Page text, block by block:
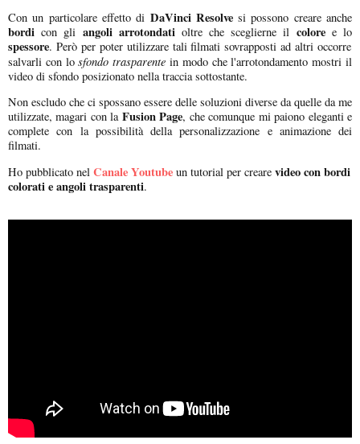
Con un particolare effetto di DaVinci Resolvesi possono creare anche
bordi con gli angoli arrotondati oltre che sceglierne il coloree lo
spessore. Però per poter utilizzare tali filmati sovrapposti ad altri occorre
salvarli con losfondo trasparente in modo che l'arrotondamento mostri il
video di sfondo posizionato nella traccia sottostante.
Non escludo che ci spossano essere delle soluzioni diverse da quelle da me
utilizzate, magari con la Fusion Page, che comunque mi paiono eleganti e
complete con la possibilità della personalizzazione e animazione dei
filmati.
Ho pubblicato nel Canale Youtube un tutorial per creare video con bordi
colorati e angoli trasparenti.